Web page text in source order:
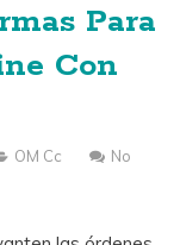
Para
Con
OM Cc
No